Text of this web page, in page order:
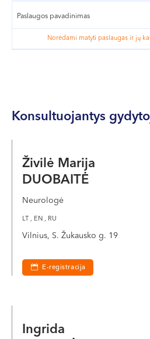
Paslaugos pavadinimas
Norėdami matyti paslaugas ir jų
Konsultuojantys
Živilė Marija
DUOBAITĖ
Neurologė
LT , EN , RU
Vilnius, S. Žukausko g. 19
E-registracija
Ingrida